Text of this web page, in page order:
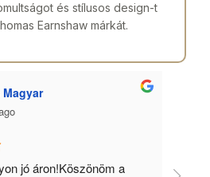
és stílusos design-t
Earnshaw márkát.
jó áron!Köszönöm a